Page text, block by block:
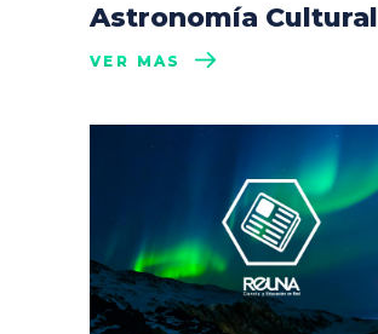
Astronomía Cultural
VER MÁS